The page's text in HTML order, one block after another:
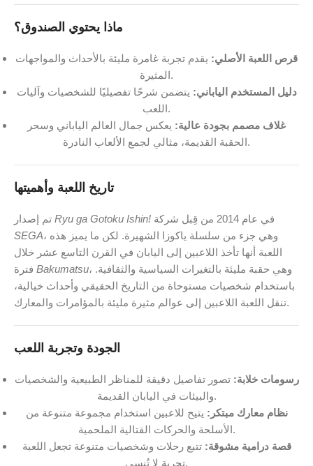
ماذا يحتوي الصندوق؟
قرص اللعبة الأصلي: يقدم تجربة غامرة مليئة بالأحداث والمواجهات
المثيرة.
دليل المستخدم الياباني: يتضمن شرحًا تفصيليًا للشخصيات وآليات
اللعب.
غلاف مصمم بجودة عالية: يعكس جمال العالم الياباني وسحر
الحقبة القديمة، مثالي لجمع الألعاب النادرة.
تاريخ اللعبة وأهميتها
Ryu ga Gotoku Ishin!
في عام 2014 من قِبل شركة
SEGA، وهي جزء من سلسلة ياكوزا الشهيرة. لكن ما يميز هذه
اللعبة أنها تأخذ اللاعبين إلى اليابان في القرن التاسع عشر خلال
Bakumatsu، وهي حقبة مليئة بالتغيرات السياسية والثقافية.
باستخدام شخصيات مستوحاة من التاريخ الحقيقي وأحداث خيالية،
تنقل اللعبة اللاعبين إلى عوالم مثيرة مليئة بالمؤامرات والمعارك.
الجودة وتجربة اللعب
رسومات خلابة: تصور تفاصيل دقيقة للمناظر الطبيعية والشخصيات
والبيئات في اليابان القديمة.
نظام معارك مبتكر: يتيح للاعبين استخدام مجموعة متنوعة من
الأسلحة والحركات القتالية الملحمية.
قصة درامية مشوقة: تتبع رحلات وشخصيات متنوعة تجعل اللعبة
تجربة لا تُنسى.